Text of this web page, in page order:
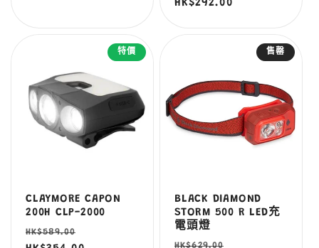
價
價
HK$292.00
特價
CLAYMORE CAPON
200H CLP-2000
定
HK$589.00
售罄
BLACK DIAMOND
STORM 500 R LED充
電頭燈
定
HK$629.00